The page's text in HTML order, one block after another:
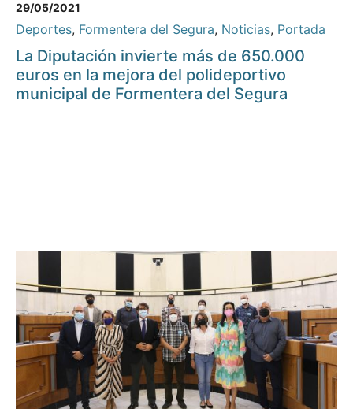
29/05/2021
Deportes, Formentera del Segura, Noticias, Portada
La Diputación invierte más de 650.000
euros en la mejora del polideportivo
municipal de Formentera del Segura